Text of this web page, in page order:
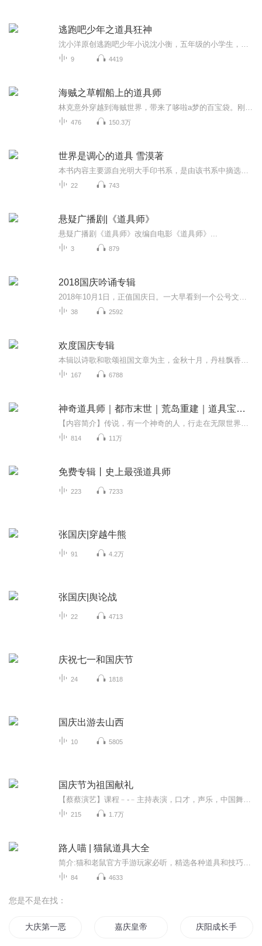
逃跑吧少年之道具狂神
9 4419
海贼之草帽船上的道具师
476 150.3万
世界是调心的道具 雪漠著
22 743
悬疑广播剧|《道具师》
悬疑广播剧《道具师》改编自电影《道具师》...
3 879
2018国庆吟诵专辑
38 2592
欢度国庆专辑
167 6788
神奇道具师｜都市末世｜荒岛重建｜道具宝贝｜VIP免费｜多人有声剧
814 11万
免费专辑丨史上最强道具师
223 7233
张国庆|穿越牛熊
91 4.2万
张国庆|舆论战
22 4713
庆祝七一和国庆节
24 1818
国庆出游去山西
10 5805
国庆节为祖国献礼
215 1.7万
路人喵 | 猫鼠道具大全
84 4633
您是不是在找：
大庆第一恶 嘉庆皇帝 庆阳成长手札